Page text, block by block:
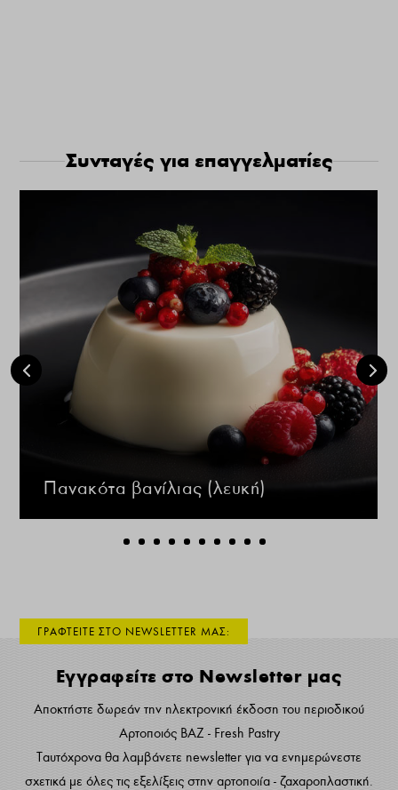
Συνταγές για επαγγελματίες
Πανακότα βανίλιας (λευκή)
ΓΡΑΦΤΕΙΤΕ ΣΤΟ NEWSLETTER ΜΑΣ:
Εγγραφείτε στο Newsletter μας
Αποκτήστε δωρεάν την ηλεκτρονική έκδοση του περιοδικού
Αρτοποιός ΒΑΖ - Fresh Pastry
Ταυτόχρονα θα λαμβάνετε newsletter για να ενημερώνεστε
σχετικά με όλες τις εξελίξεις στην αρτοποιία - ζαχαροπλαστική.